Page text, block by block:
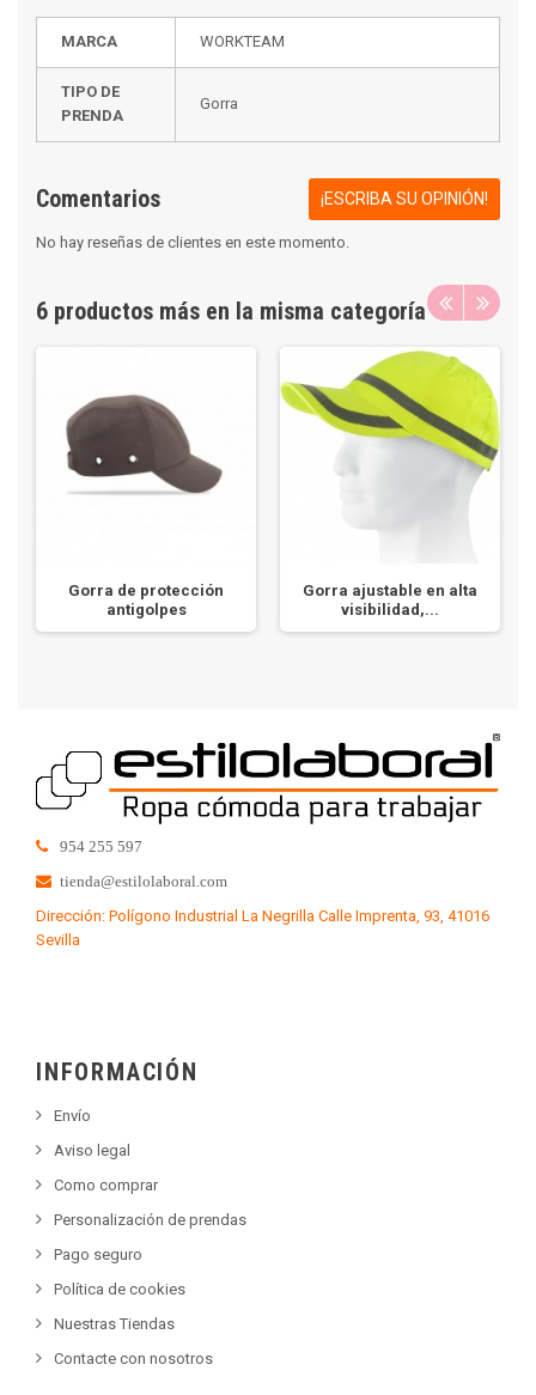
MARCA WORKTEAM
TIPO DE
PRENDA
Gorra
Comentarios ¡ESCRIBA SU OPINIÓN!
No hay reseñas de clientes en este momento.
6 productos más en la misma categoría
Gorra de protección
antigolpes
Gorra ajustable en alta
visibilidad,...
954 255 597
tienda@estilolaboral.com
Dirección: Polígono Industrial La Negrilla Calle Imprenta, 93, 41016
Sevilla
INFORMACIÓN
Envío
Aviso legal
Como comprar
Personalización de prendas
Pago seguro
Política de cookies
Nuestras Tiendas
Contacte con nosotros